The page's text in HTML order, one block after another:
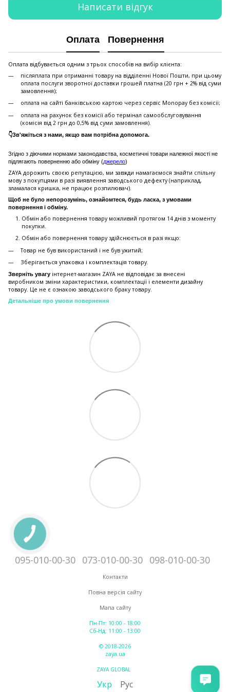
Написати відгук
Оплата Повернення
Оплата відбувається одним з трьох способів на вибір клієнта:
післяплата при отриманні товару на відділенні Нової Пошти, при цьому
оплата послуги зворотної доставки грошей платна (20 грн + 2% від суми
замовлення);
оплата на сайті банківською картою через сервіс Monopay без комісії;
оплата на рахунок без комісії або термінал самообслуговування
(комісія від 2 грн до 0,5% від суми замовлення).
👇Зв'яжіться з нами, якщо вам потрібна допомога.
Згідно з діючими нормами законодавства, косметичні товари належної якості не
підлягають поверненню або обміну (джерело)
ZAYA дорожить своєю репутацією, ми завжди намагаємося знайти спільну
мову з покупцями в разі виявлення заводського дефекту (наприклад,
зламалася кришка, не працює розпилювач).
Щоб не було непорозумінь, ознайомтеся, будь ласка, з умовами
повернення і обміну.
Обмін або повернення товару можливий протягом 14 днів з моменту
покупки.
Обмiн або повернення товару здійснюється в разі якщо:
Товар не був використаний і не був ужитий;
Зберiгається упаковка і комплектація товару.
Зверніть увагу інтернет-магазин ZAYA не відповідає за внесені
виробником зміни характеристики, комплектації і елементи дизайну
товару. Це не є ознакою заводського браку товару.
Детальніше про умови повернення
095-010-00-30 073-010-00-30 098-010-00-30
Контакти
Повна версія сайту
Мапа сайту
Пн-Пт: 10:00 - 18:00
Сб-Нд: 11:00 - 13:00
© 2018-2026
zaya.ua
ZAYA GLOBAL
Укр Рус